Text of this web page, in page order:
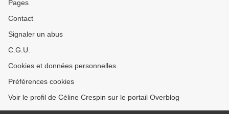
Pages
Contact
Signaler un abus
C.G.U.
Cookies et données personnelles
Préférences cookies
Voir le profil de Céline Crespin sur le portail Overblog